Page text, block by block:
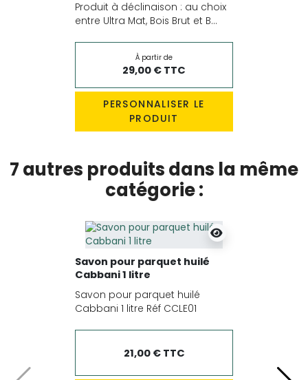
Produit à déclinaison : au choix
entre Ultra Mat, Bois Brut et B...
À partir de
29,00 € TTC
PERSONNALISER LE
PRODUIT
7 autres produits dans la même
catégorie :
Savon pour parquet huilé
Cabbani 1 litre
Savon pour parquet huilé
Cabbani 1 litre Réf CCLE01
21,00 € TTC